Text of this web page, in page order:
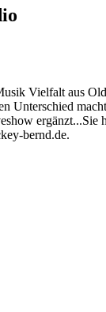
Vielfalt aus
Unterschied
ergänzt...Sie
bernd.de.